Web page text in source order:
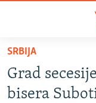
Pređite
glavni
sadržaj
VIJESTI
BOSNA I
SRBIJA
Grad
bisera